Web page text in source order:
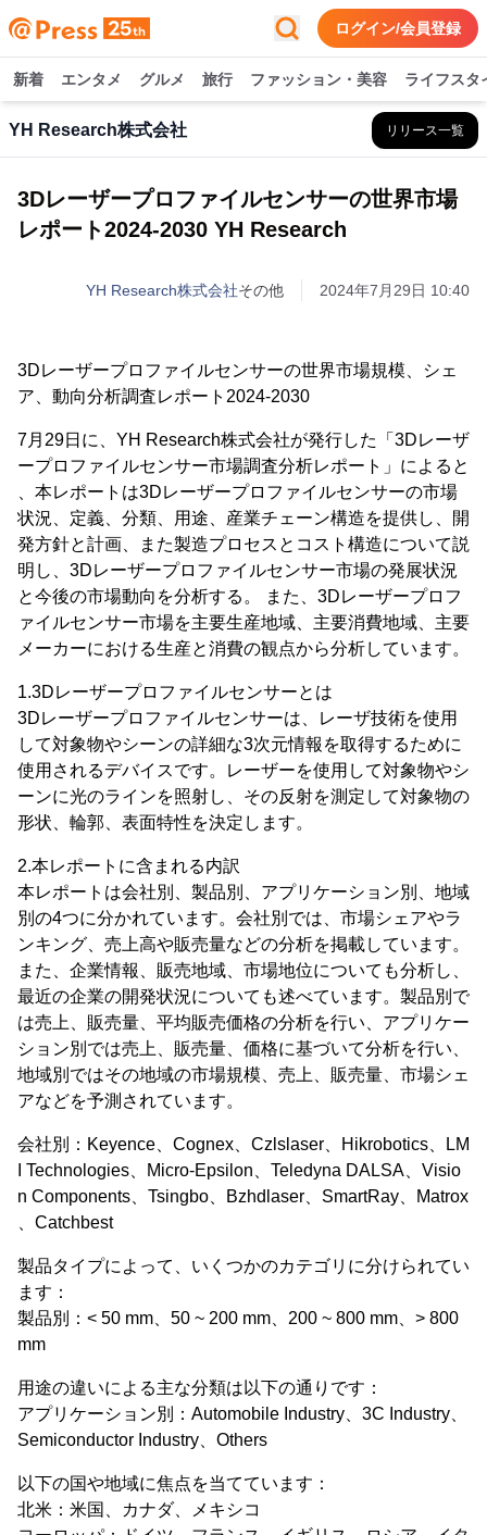
ログイン/会員登録
新着 エンタメ グルメ 旅行 ファッション・美容 ライフスタ
YH Research株式会社 リリース一覧
3Dレーザープロファイルセンサーの世界市場
レポート2024-2030 YH Research
YH Research株式会社その他 2024年7月29日 10:40
3Dレーザープロファイルセンサーの世界市場規模、シェ
ア、動向分析調査レポート2024-2030
7月29日に、YH Research株式会社が発行した「3Dレーザ
ープロファイルセンサー市場調査分析レポート」によると
、本レポートは3Dレーザープロファイルセンサーの市場
状況、定義、分類、用途、産業チェーン構造を提供し、開
発方針と計画、また製造プロセスとコスト構造について説
明し、3Dレーザープロファイルセンサー市場の発展状況
と今後の市場動向を分析する。 また、3Dレーザープロフ
ァイルセンサー市場を主要生産地域、主要消費地域、主要
メーカーにおける生産と消費の観点から分析しています。
1.3Dレーザープロファイルセンサーとは
3Dレーザープロファイルセンサーは、レーザ技術を使用
して対象物やシーンの詳細な3次元情報を取得するために
使用されるデバイスです。レーザーを使用して対象物やシ
ーンに光のラインを照射し、その反射を測定して対象物の
形状、輪郭、表面特性を決定します。
2.本レポートに含まれる内訳
本レポートは会社別、製品別、アプリケーション別、地域
別の4つに分かれています。会社別では、市場シェアやラ
ンキング、売上高や販売量などの分析を掲載しています。
また、企業情報、販売地域、市場地位についても分析し、
最近の企業の開発状況についても述べています。製品別で
は売上、販売量、平均販売価格の分析を行い、アプリケー
ション別では売上、販売量、価格に基づいて分析を行い、
地域別ではその地域の市場規模、売上、販売量、市場シェ
アなどを予測されています。
会社別：Keyence、Cognex、Czlslaser、Hikrobotics、LM
I Technologies、Micro-Epsilon、Teledyna DALSA、Visio
n Components、Tsingbo、Bzhdlaser、SmartRay、Matrox
、Catchbest
製品タイプによって、いくつかのカテゴリに分けられてい
ます：
製品別：< 50 mm、50 ~ 200 mm、200 ~ 800 mm、> 800
mm
用途の違いによる主な分類は以下の通りです：
アプリケーション別：Automobile Industry、3C Industry、
Semiconductor Industry、Others
以下の国や地域に焦点を当てています：
北米：米国、カナダ、メキシコ